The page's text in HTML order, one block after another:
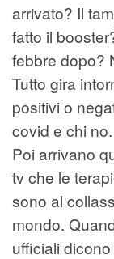
arrivato? Il
fatto il
febbre dopo?
Tutto gira
positivi o
covid e chi no.
Poi arrivano
tv che le
sono al
mondo.
ufficiali